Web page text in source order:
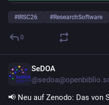
#IRSC26 #ResearchSoftware
0
SeDOA
📢 Neu auf Zenodo: Das von